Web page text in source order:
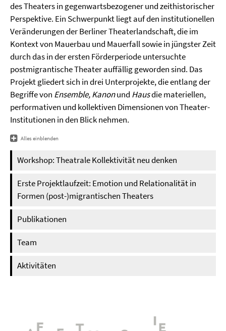
des Theaters in gegenwartsbezogener und zeithistorischer
Perspektive. Ein Schwerpunkt liegt auf den institutionellen
Veränderungen der Berliner Theaterlandschaft, die im
Kontext von Mauerbau und Mauerfall sowie in jüngster Zeit
durch das in der ersten Förderperiode untersuchte
postmigrantische Theater auffällig geworden sind. Das
Projekt gliedert sich in drei Unterprojekte, die entlang der
Begriffe von Ensemble, Kanonund Hausdie materiellen,
performativen und kollektiven Dimensionen von Theater-
Institutionen in den Blick nehmen.
Alles einblenden
Workshop: Theatrale Kollektivität neu denken
Erste Projektlaufzeit: Emotion und Relationalität in
Formen (post-)migrantischen Theaters
Publikationen
Team
Aktivitäten